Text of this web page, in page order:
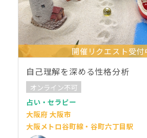
開催リクエスト受付
自己理解を深める性格分析
オンライン不可
占い・セラピー
大阪府 大阪市
大阪メトロ谷町線・谷町六丁目駅